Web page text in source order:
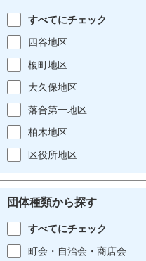
すべてにチェック
四谷地区
榎町地区
大久保地区
落合第一地区
柏木地区
区役所地区
団体種類から探す
すべてにチェック
町会・自治会・商店会